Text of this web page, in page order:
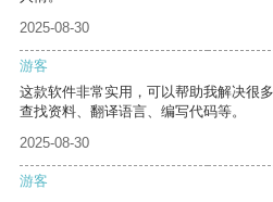
2025-08-30
游客
这款软件非常实用，可以帮助我解决很
查找资料、翻译语言、编写代码等。
2025-08-30
游客